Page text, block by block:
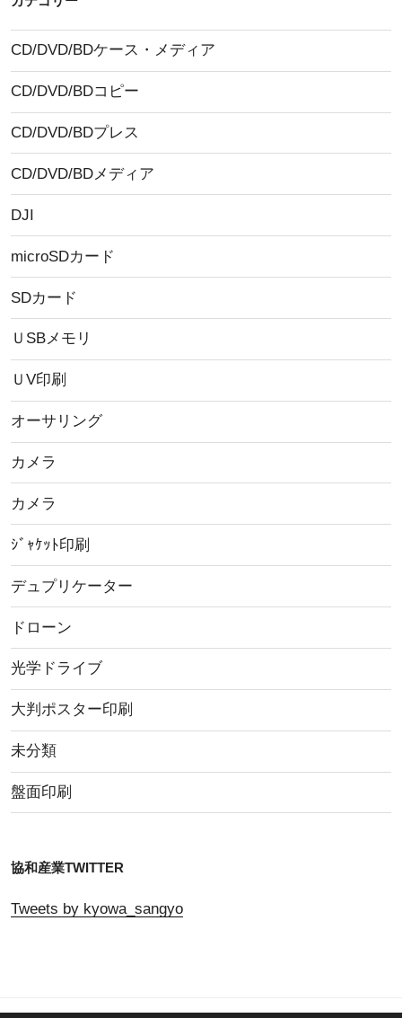
CD/DVD/BDケース・メディア
CD/DVD/BDコピー
CD/DVD/BDプレス
CD/DVD/BDメディア
DJI
microSDカード
SDカード
ＵSBメモリ
ＵV印刷
オーサリング
カメラ
カメラ
ｼﾞｬｹｯﾄ印刷
デュプリケーター
ドローン
光学ドライブ
大判ポスター印刷
未分類
盤面印刷
協和産業TWITTER
Tweets by kyowa_sangyo